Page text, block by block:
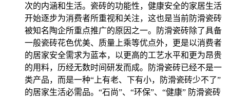
次的内涵和生活。瓷砖的功能性，健康安全的家居生活
开始逐步为消费者所重视和关注，这也是当前防滑瓷砖
被知名陶企所重点推广的原因之一。防滑瓷砖除了具备
一般瓷砖花色优美、质量上乘等优点外，更是以消费者
的居家安全需求为蓝本，以更高的工艺水平和更为昂贵
的用料，历经无数时间研发而成。防滑瓷砖已经不是一
类产品，而是一种“上有老、下有小，防滑瓷砖少不了”
的居家生活必需品。“石尚”、“环保”、“健康” 防滑瓷砖